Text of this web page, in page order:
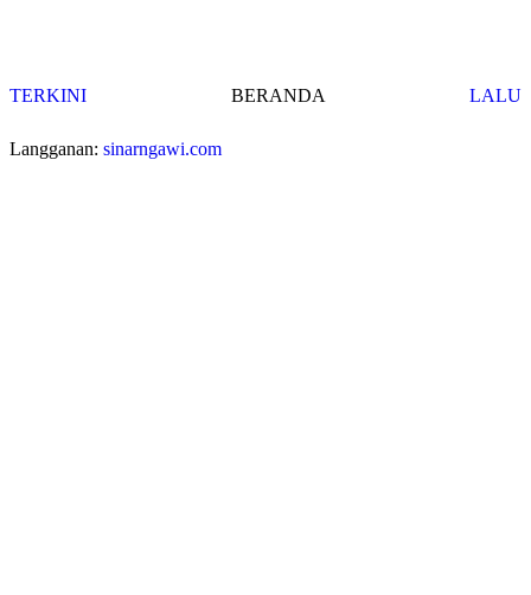
TERKINI LALU
BERANDA
Langganan: sinarngawi.com